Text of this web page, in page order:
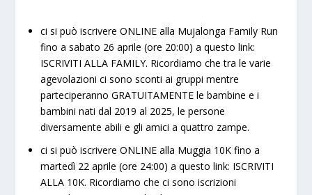
ci si può iscrivere ONLINE alla Mujalonga Family Run
fino a sabato 26 aprile (ore 20:00) a questo link:
ISCRIVITI ALLA FAMILY. Ricordiamo che tra le varie
agevolazioni ci sono sconti ai gruppi mentre
parteciperanno GRATUITAMENTE le bambine e i
bambini nati dal 2019 al 2025, le persone
diversamente abili e gli amici a quattro zampe.
ci si può iscrivere ONLINE alla Muggia 10K fino a
martedì 22 aprile (ore 24:00) a questo link: ISCRIVITI
ALLA 10K. Ricordiamo che ci sono iscrizioni